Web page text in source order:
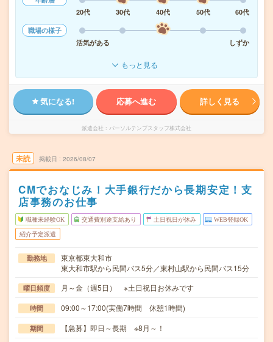
20代
30代 40代 50代
60代
職場の様子
活気がある
しずか
もっと見る
気になる! 応募へ進む 詳しく見る
派遣会社 パーソルテンプスタッフ株式会社
未読 掲載日 2026/08/07
CMでおなじみ！大手銀行だから長期安定！支
店事務のお仕事
職種未経験OK 交通費別途支給あり 土日祝日が休み WEB登録OK
紹介予定派遣
勤務地
東京都東大和市
東大和市駅から民間バス5分／東村山駅から民間バス15分
曜日頻度 月～金（週5日） ※土日祝日お休みです
時間 09:00～17:00(実働7時間 休憩1時間)
期間 【急募】即日～長期 ※8月～！